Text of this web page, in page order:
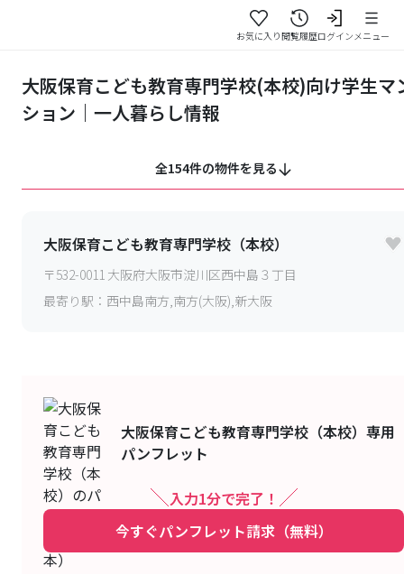
お気に入り閲覧履歴ログインメニュー
大阪保育こども教育専門学校(本校)向け学生マ
ション｜一人暮らし情報
全154件の物件を見る
大阪保育こども教育専門学校（本校）
〒532-0011 大阪府大阪市淀川区西中島３丁目
最寄り駅： 西中島南方,南方(大阪),新大阪
大阪保育こども教育専門学校（本校） 専用
パンフレット
入力1分で完了！
今すぐパンフレット請求（無料）